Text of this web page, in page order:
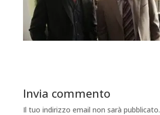
Invia commento
Il tuo indirizzo email non sarà pubblicato.